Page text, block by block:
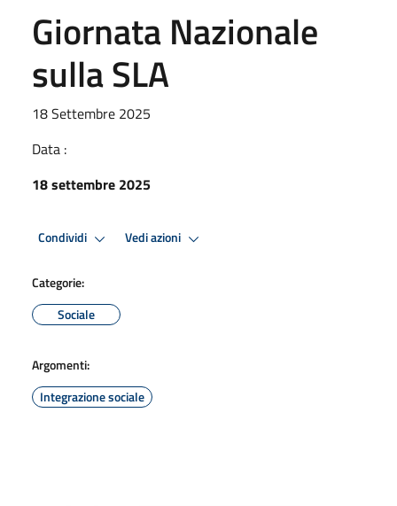
Giornata Nazionale
sulla SLA
18 Settembre 2025
Data :
18 settembre 2025
Condividi Vedi azioni
Categorie:
Sociale
Argomenti:
Integrazione sociale